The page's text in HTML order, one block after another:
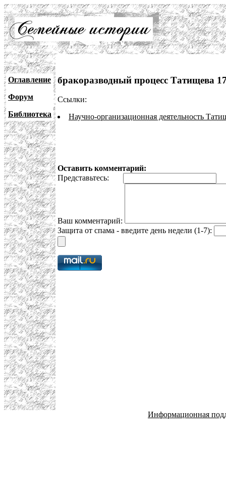
Оглавление
Форум
Библиотека
бракоразводный процесс Татищева
Ссылки:
Научно-организационная деятельность
Оставить комментарий:
Представьтесь:
Ваш комментарий:
Защита от спама - введите день недели (1-7):
Информационная